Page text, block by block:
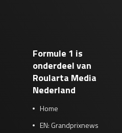
Formule 1 is
onderdeel van
Roularta Media
Nederland
Home
EN: Grandprixnews